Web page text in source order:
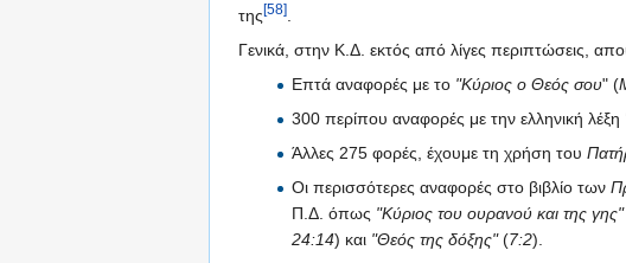
της[58]
Γενικά, στην Κ.Δ. εκτός από λίγες περιπτώσεις,
Επτά αναφορές με το "Κύριος ο Θεός σου" (
300 περίπου αναφορές με την ελληνική λέξη
Άλλες 275 φορές, έχουμε τη χρήση του
Οι περισσότερες αναφορές στο βιβλίο των
Π.Δ. όπως "Κύριος του ουρανού και της γης"
24:14) και "Θεός της δόξης"(7:2).